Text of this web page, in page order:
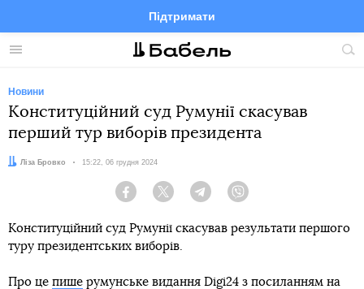
Меню
Підтримати
FacebookTelegramTwitter
Новини
Конституційний суд Румунії скасував
перший тур виборів президента
Автор:
Ліза Бровко Дата:
15:22, 06 грудня 2024
Facebook Twitter Telegram
Конституційний суд Румунії скасував результати першого
туру президентських виборів.
Про це пише румунське видання Digi24 з посиланням на